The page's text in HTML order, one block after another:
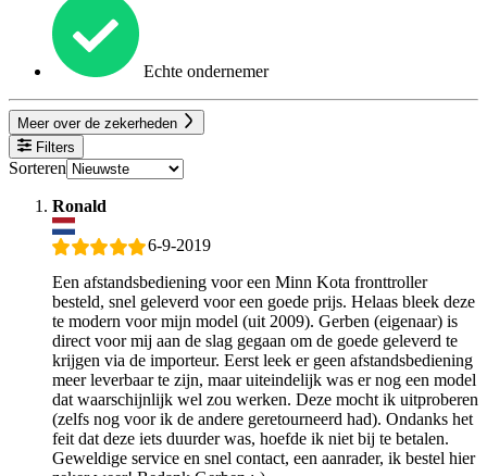
Echte ondernemer
Meer over de zekerheden
Filters
Sorteren
Ronald
6-9-2019
Een afstandsbediening voor een Minn Kota fronttroller
besteld, snel geleverd voor een goede prijs. Helaas bleek deze
te modern voor mijn model (uit 2009). Gerben (eigenaar) is
direct voor mij aan de slag gegaan om de goede geleverd te
krijgen via de importeur. Eerst leek er geen afstandsbediening
meer leverbaar te zijn, maar uiteindelijk was er nog een model
dat waarschijnlijk wel zou werken. Deze mocht ik uitproberen
(zelfs nog voor ik de andere geretourneerd had). Ondanks het
feit dat deze iets duurder was, hoefde ik niet bij te betalen.
Geweldige service en snel contact, een aanrader, ik bestel hier